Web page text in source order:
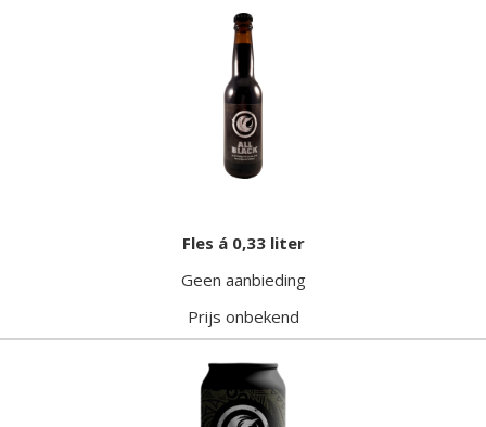
Fles á 0,33 liter
Geen aanbieding
Prijs onbekend